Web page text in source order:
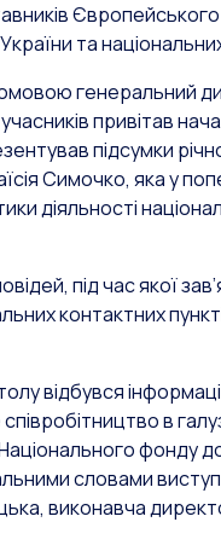
та
генеральний
привітав
підсумки
Симочко, яка у
діяльності
під час якої
контактних
відбувся
в
фонду
словами
виконавча